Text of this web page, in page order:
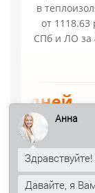
в
от 1118.63
СПб и ЛО за
от
цена за м²
✓
Анна
Давайте, я